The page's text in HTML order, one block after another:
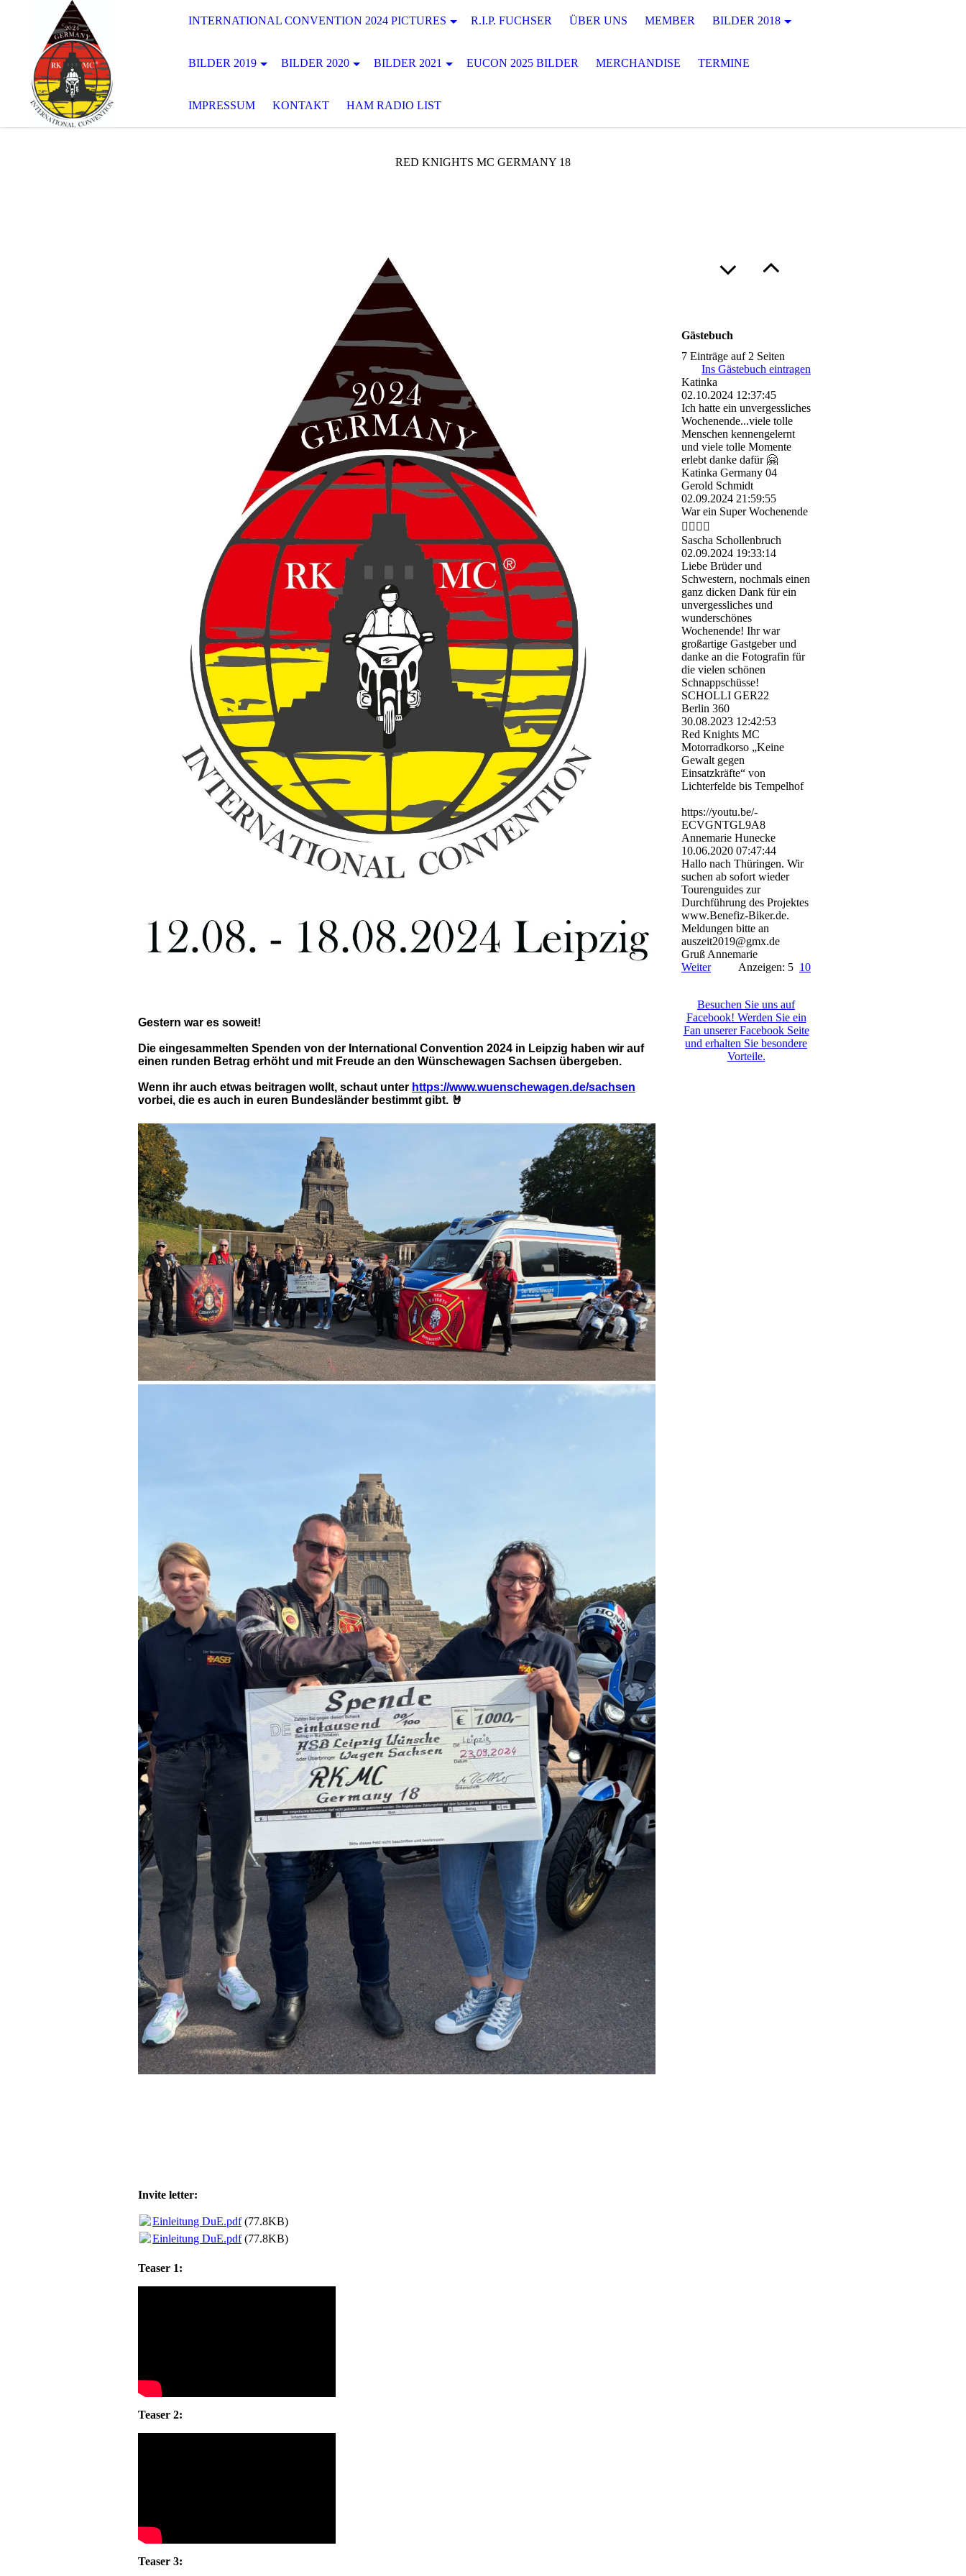
INTERNATIONAL CONVENTION 2024 PICTURES R.I.P. FUCHSER ÜBER UNS MEMBER BILDER 2018
BILDER 2019 BILDER 2020 BILDER 2021 EUCON 2025 BILDER MERCHANDISE TERMINE
IMPRESSUM KONTAKT HAM RADIO LIST
RED KNIGHTS MC GERMANY 18
Gestern war es soweit!
Die eingesammelten Spenden von der International Convention 2024 in Leipzig haben wir auf
einen runden Betrag erhöht und mit Freude an den Wünschewagen Sachsen übergeben.
Wenn ihr auch etwas beitragen wollt, schaut unter https://www.wuenschewagen.de/sachsen
vorbei, die es auch in euren Bundesländer bestimmt gibt. 🤘
Invite letter:
Einleitung DuE.pdf(77.8KB)
Einleitung DuE.pdf(77.8KB)
Teaser 1:
Teaser 2:
Teaser 3:
Gästebuch
7 Einträge auf 2 Seiten
Ins Gästebuch eintragen
Katinka
02.10.2024 12:37:45
Ich hatte ein unvergessliches
Wochenende...viele tolle
Menschen kennengelernt
und viele tolle Momente
erlebt danke dafür 🤗
Katinka Germany 04
Gerold Schmidt
02.09.2024 21:59:55
War ein Super Wochenende
👍🏻👍🏻
Sascha Schollenbruch
02.09.2024 19:33:14
Liebe Brüder und
Schwestern, nochmals einen
ganz dicken Dank für ein
unvergessliches und
wunderschönes
Wochenende! Ihr war
großartige Gastgeber und
danke an die Fotografin für
die vielen schönen
Schnappschüsse!
SCHOLLI GER22
Berlin 360
30.08.2023 12:42:53
Red Knights MC
Motorradkorso „Keine
Gewalt gegen
Einsatzkräfte“ von
Lichterfelde bis Tempelhof
https:­//­youtu.­be/­
ECVGNTGL9A8
Annemarie Hunecke
10.06.2020 07:47:44
Hallo nach Thüringen. Wir
suchen ab sofort wieder
Tourenguides zur
Durchführung des Projektes
www.Benefiz-Biker.de.
Meldungen bitte an
auszeit2019@gmx.de
Gruß Annemarie
Weiter
Anzeigen: 5 10
Besuchen Sie uns auf
Facebook! Werden Sie ein
Fan unserer Facebook Seite
und erhalten Sie besondere
Vorteile.